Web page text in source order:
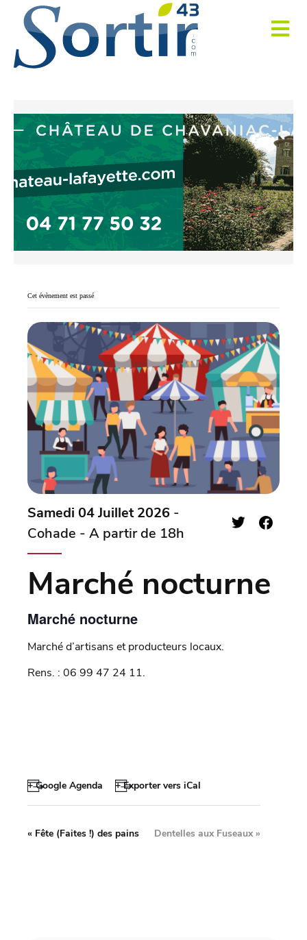
Cet évènement est passé
Samedi 04 Juillet 2026 -
Cohade - A partir de 18h
Marché nocturne
Marché nocturne
Marché d’artisans et producteurs locaux.
Rens. : 06 99 47 24 11.
+ Google Agenda + Exporter vers iCal
« Fête (Faites !) des pains Dentelles aux Fuseaux»